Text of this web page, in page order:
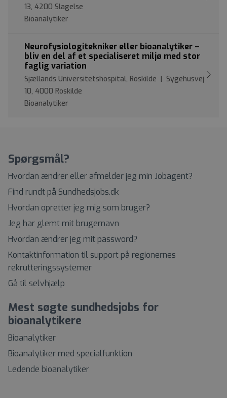
13, 4200 Slagelse
Bioanalytiker
Neurofysiologitekniker eller bioanalytiker –
bliv en del af et specialiseret miljø med stor
faglig variation
Sjællands Universitetshospital, Roskilde | Sygehusvej
10, 4000 Roskilde
Bioanalytiker
Spørgsmål?
Hvordan ændrer eller afmelder jeg min Jobagent?
Find rundt på Sundhedsjobs.dk
Hvordan opretter jeg mig som bruger?
Jeg har glemt mit brugernavn
Hvordan ændrer jeg mit password?
Kontaktinformation til support på regionernes
rekrutteringssystemer
Gå til selvhjælp
Mest søgte sundhedsjobs for
bioanalytikere
Bioanalytiker
Bioanalytiker med specialfunktion
Ledende bioanalytiker